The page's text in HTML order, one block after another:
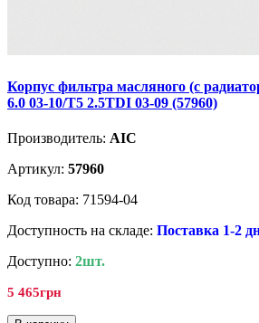
Корпус фильтра масляного (с
6.0 03-10/T5 2.5TDI 03-09 (57960)
Производитель: AIC
Артикул: 57960
Код товара: 71594-04
Доступность на складе: Поставка 1-2
Доступно: 2шт.
5 465грн